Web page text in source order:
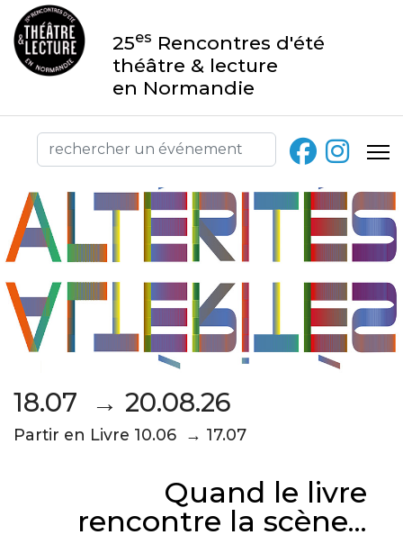
25es Rencontres d'été
théâtre & lecture
en Normandie
18.07 → 20.08.26
Partir en Livre 10.06 → 17.07
Quand le livre
rencontre la scène...